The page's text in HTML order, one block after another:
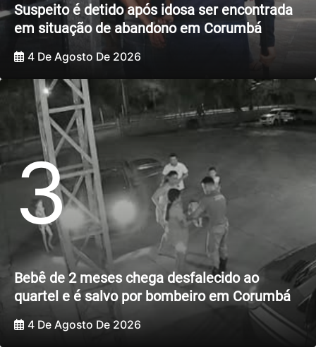
Suspeito é detido após idosa ser encontrada
em situação de abandono em Corumbá
4 De Agosto De 2026
3
Bebê de 2 meses chega desfalecido ao
quartel e é salvo por bombeiro em Corumbá
4 De Agosto De 2026